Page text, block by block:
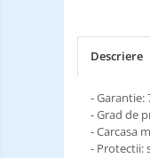
Descriere
- Garantie:
- Grad de
- Carcasa
- Protectii: